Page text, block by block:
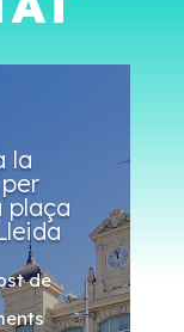
la
plaça
de